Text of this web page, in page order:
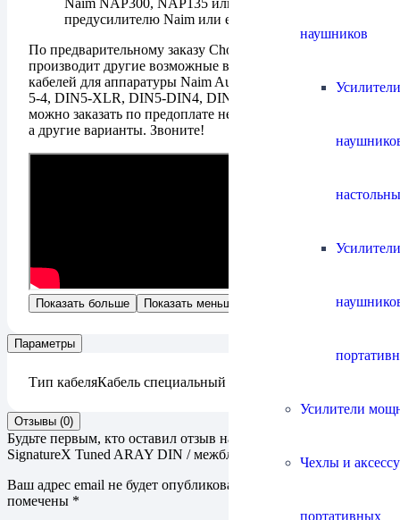
наушников
Усилители
Чехлы и
портативных
Naim NAP300, NAP135 или NAP500 к
предусилителю Naim или его блоку питания.
По предварительному заказу Chord Company
производит другие возможные варианты межблочных
кабелей для аппаратуры Naim Audio, например SNAIC
5-4, DIN5-XLR, DIN5-DIN4, DIN8-DIN8 и т.д., также
можно заказать по предоплате не однометровую длину,
а другие варианты. Звоните!
Показать больше Показать меньше
Параметры
Тип кабеляКабель специальный
Отзывы (0)
Будьте первым, кто оставил отзыв на “Кабель Chord Company
SignatureX Tuned ARAY DIN / межблочный DIN”
Ваш адрес email не будет опубликован.
помечены *